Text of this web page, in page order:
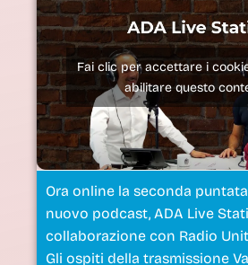
Fai clic per accettare i
abilitare questo
Ora online la seconda
nuovo podcast, ADA Live
collaborazione con Radio
Gli ospiti della trasmissione